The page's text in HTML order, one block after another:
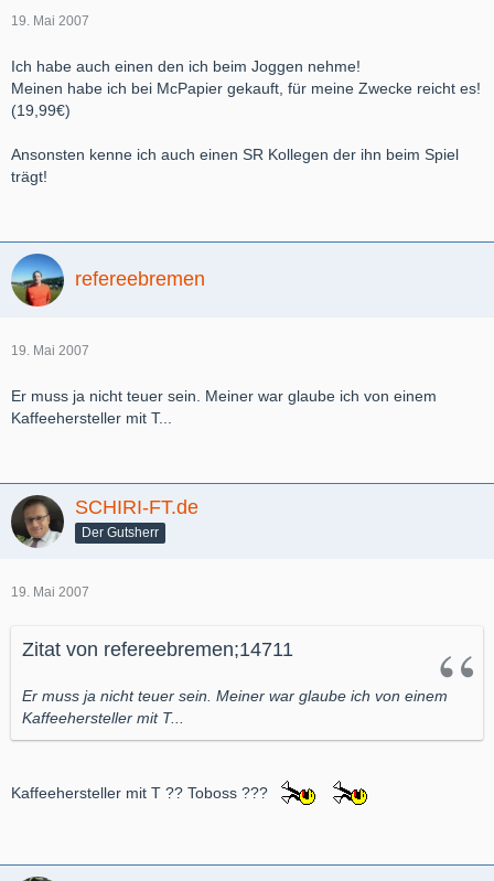
19. Mai 2007
Ich habe auch einen den ich beim Joggen nehme!
Meinen habe ich bei McPapier gekauft, für meine Zwecke reicht es!
(19,99€)
Ansonsten kenne ich auch einen SR Kollegen der ihn beim Spiel
trägt!
refereebremen
19. Mai 2007
Er muss ja nicht teuer sein. Meiner war glaube ich von einem
Kaffeehersteller mit T...
SCHIRI-FT.de
Der Gutsherr
19. Mai 2007
Zitat von refereebremen;14711
Er muss ja nicht teuer sein. Meiner war glaube ich von einem
Kaffeehersteller mit T...
Kaffeehersteller mit T ?? Toboss ???